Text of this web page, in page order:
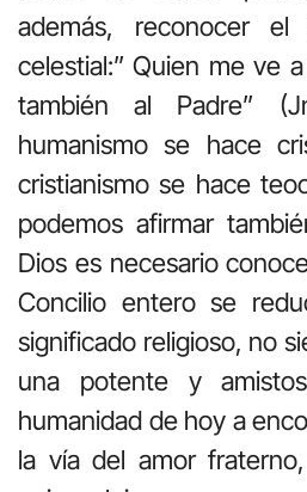
además, reconocer
celestial:” Quien me ve
también al Padre”
humanismo se hace
cristianismo se hace
podemos afirmar
Dios es necesario
Concilio entero se
significado religioso, no
una potente y
humanidad de hoy a
la vía del amor